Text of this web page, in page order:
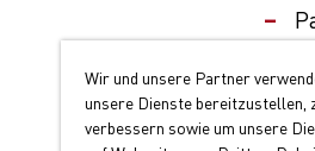
Wir und unsere Partner
unsere Dienste bereitzustellen,
verbessern sowie um unsere